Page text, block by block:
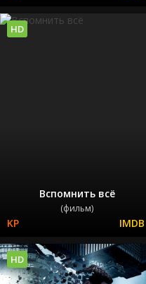
Вспомнить всё
(фильм)
HD
HD